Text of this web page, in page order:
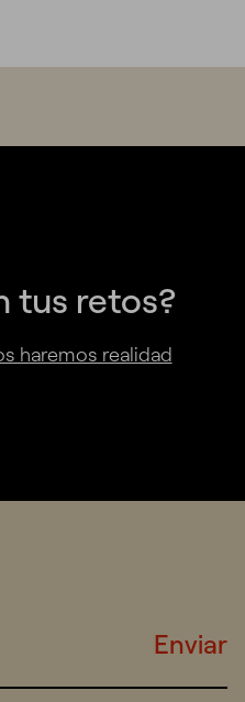
tus retos?
haremos realidad
Enviar